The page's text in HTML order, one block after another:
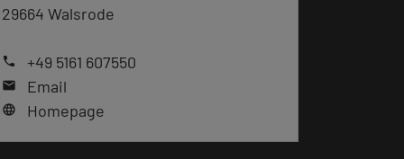
29664 Walsrode
phone +49 5161 607550
mail Email
language Homepage